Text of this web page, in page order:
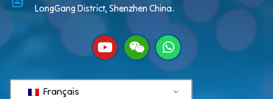
LongGang District, Shenzhen China.
Français